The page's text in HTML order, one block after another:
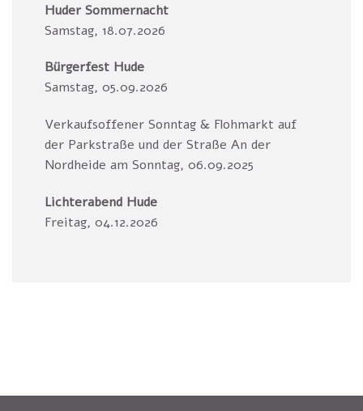
Huder Sommernacht
Samstag, 18.07.2026
Bürgerfest Hude
Samstag, 05.09.2026
Verkaufsoffener Sonntag & Flohmarkt auf
der Parkstraße und der Straße An der
Nordheide am Sonntag, 06.09.2025
Lichterabend Hude
Freitag, 04.12.2026